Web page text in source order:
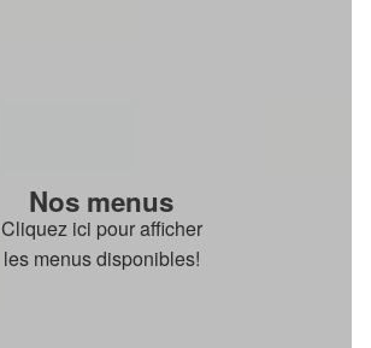
Nos menus
Cliquez ici pour afficher
les menus disponibles!